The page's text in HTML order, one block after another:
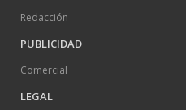
Redacción
PUBLICIDAD
Comercial
LEGAL